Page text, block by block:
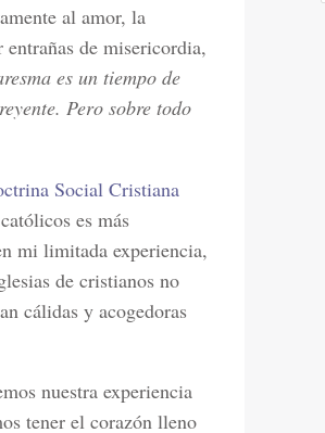
al amor, la
de misericordia,
es un tiempo de
Pero sobre todo
Social Cristiana
es más
mi limitada experiencia,
de cristianos no
cálidas y acogedoras
nuestra experiencia
tener el corazón lleno